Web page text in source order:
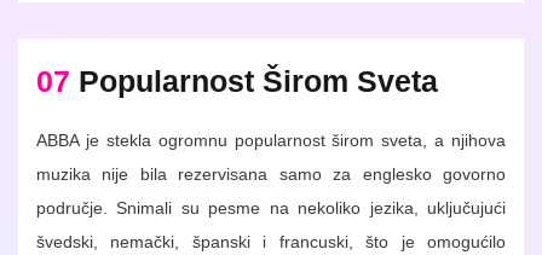
07 Popularnost Širom Sveta
ABBA je stekla ogromnu popularnost širom sveta, a njihova
muzika nije bila rezervisana samo za englesko govorno
područje. Snimali su pesme na nekoliko jezika, uključujući
švedski, nemački, španski i francuski, što je omogućilo